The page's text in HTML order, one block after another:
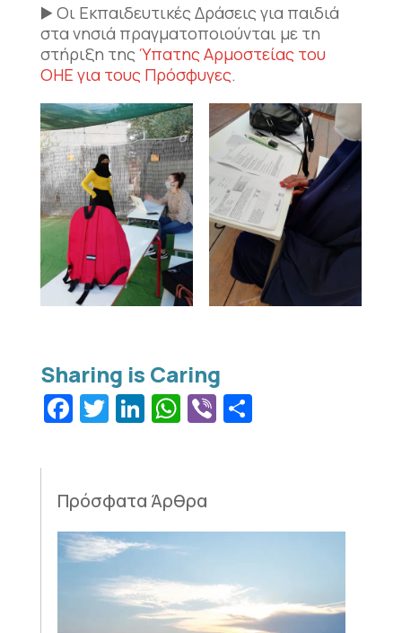
▶️ Οι Εκπαιδευτικές Δράσεις για παιδιά
στα νησιά πραγματοποιούνται με τη
στήριξη της Ύπατης Αρμοστείας του
ΟΗΕ για τους Πρόσφυγες.
Facebook
Twitter
LinkedIn
WhatsApp
Viber
Πρόσφατα Άρθρα